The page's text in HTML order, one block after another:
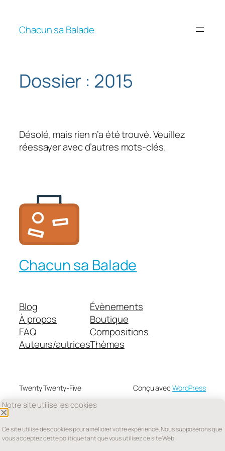
Chacun sa Balade
Dossier : 2015
Désolé, mais rien n’a été trouvé. Veuillez
réessayer avec d’autres mots-clés.
Chacun sa Balade
Blog
À propos
FAQ
Auteurs/autrices
Évènements
Boutique
Compositions
Thèmes
Twenty Twenty-Five Conçu avec WordPress
Notre site utilise les cookies
Ce site utilise des cookies pour améliorer votre expérience. Nous supposerons que
vous acceptez cette politique tant que vous utilisez ce site Web